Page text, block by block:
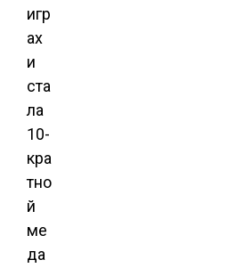
игр
ах
и
ста
ла
10-
кра
тно
й
ме
да